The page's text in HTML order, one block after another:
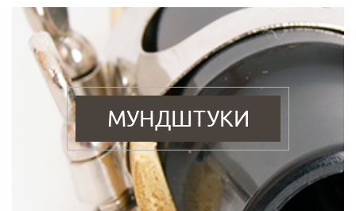
МУНДШТУКИ